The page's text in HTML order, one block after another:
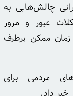
چالش‌هایی به
عبور و مرور
زمان ممکن برطرف
مردمی برای